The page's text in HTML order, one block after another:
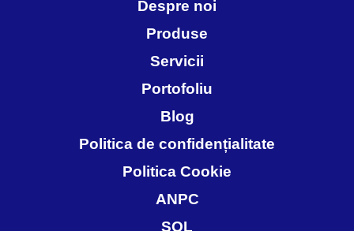
Despre noi
Produse
Servicii
Portofoliu
Blog
Politica de confidențialitate
Politica Cookie
ANPC
SOL